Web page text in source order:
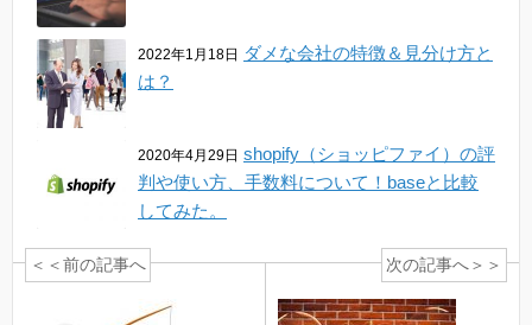
2022年1月18日
ダメな会社の特徴＆見分け方と
は？
2020年4月29日 shopify（ショッピファイ）の評
判や使い方、手数料について！baseと比較
してみた。
＜＜前の記事へ 次の記事へ＞＞